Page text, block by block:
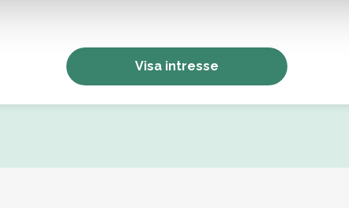
Visa intresse